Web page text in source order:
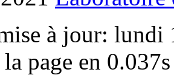
à jour:
page en 0.037s